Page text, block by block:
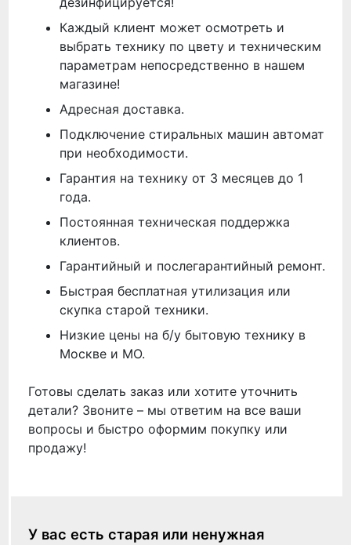
Каждый клиент может осмотреть и
выбрать технику по цвету и техническим
параметрам непосредственно в нашем
магазине!
Адресная доставка.
Подключение стиральных машин автомат
при необходимости.
Гарантия на технику от 3 месяцев до 1
года.
Постоянная техническая поддержка
клиентов.
Гарантийный и послегарантийный ремонт.
Быстрая бесплатная утилизация или
скупка старой техники.
Низкие цены на б/у бытовую технику в
Москве и МО.
Готовы сделать заказ или хотите уточнить
детали? Звоните – мы ответим на все ваши
вопросы и быстро оформим покупку или
продажу!
У вас есть старая или ненужная